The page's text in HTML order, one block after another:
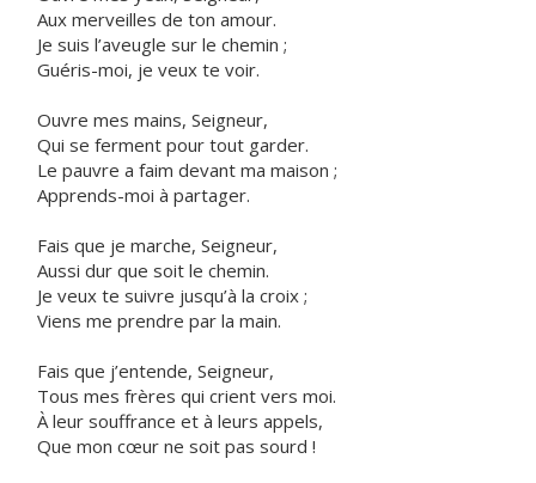
Aux merveilles de ton amour.
Je suis l’aveugle sur le chemin ;
Guéris-moi, je veux te voir.
Ouvre mes mains, Seigneur,
Qui se ferment pour tout garder.
Le pauvre a faim devant ma maison ;
Apprends-moi à partager.
Fais que je marche, Seigneur,
Aussi dur que soit le chemin.
Je veux te suivre jusqu’à la croix ;
Viens me prendre par la main.
Fais que j’entende, Seigneur,
Tous mes frères qui crient vers moi.
À leur souffrance et à leurs appels,
Que mon cœur ne soit pas sourd !